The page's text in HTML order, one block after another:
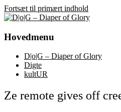
Fortsæt til primært indhold
D|o|G – Diaper
Hovedmenu
D|o|G – Diaper of Glory
Digte
kultUR
Ze remote gives off